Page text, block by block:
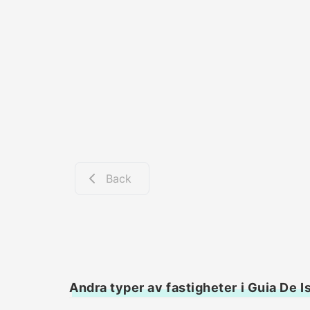
Back
Andra typer av fastigheter i Guia De